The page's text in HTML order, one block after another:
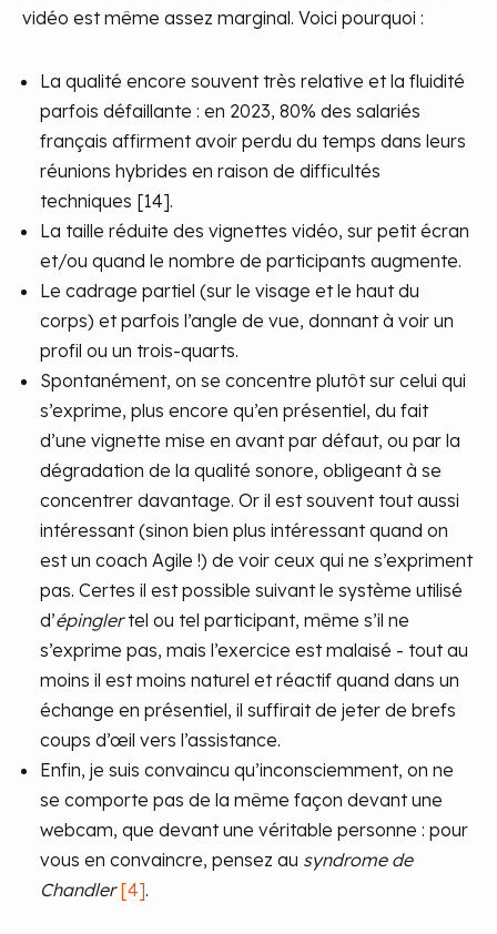
vidéo est même assez marginal. Voici pourquoi :
La qualité encore souvent très relative et la fluidité
parfois défaillante : en 2023, 80% des salariés
français affirment avoir perdu du temps dans leurs
réunions hybrides en raison de difficultés
techniques [14].
La taille réduite des vignettes vidéo, sur petit écran
et/ou quand le nombre de participants augmente.
Le cadrage partiel (sur le visage et le haut du
corps) et parfois l’angle de vue, donnant à voir un
profil ou un trois-quarts.
Spontanément, on se concentre plutôt sur celui qui
s’exprime, plus encore qu’en présentiel, du fait
d’une vignette mise en avant par défaut, ou par la
dégradation de la qualité sonore, obligeant à se
concentrer davantage. Or il est souvent tout aussi
intéressant (sinon bien plus intéressant quand on
est un coach Agile !) de voir ceux qui ne s’expriment
pas. Certes il est possible suivant le système utilisé
d’épinglertel ou tel participant, même s’il ne
s’exprime pas, mais l’exercice est malaisé - tout au
moins il est moins naturel et réactif quand dans un
échange en présentiel, il suffirait de jeter de brefs
coups d’œil vers l’assistance.
Enfin, je suis convaincu qu’inconsciemment, on ne
se comporte pas de la même façon devant une
webcam, que devant une véritable personne : pour
vous en convaincre, pensez au syndrome de
Chandler [4].